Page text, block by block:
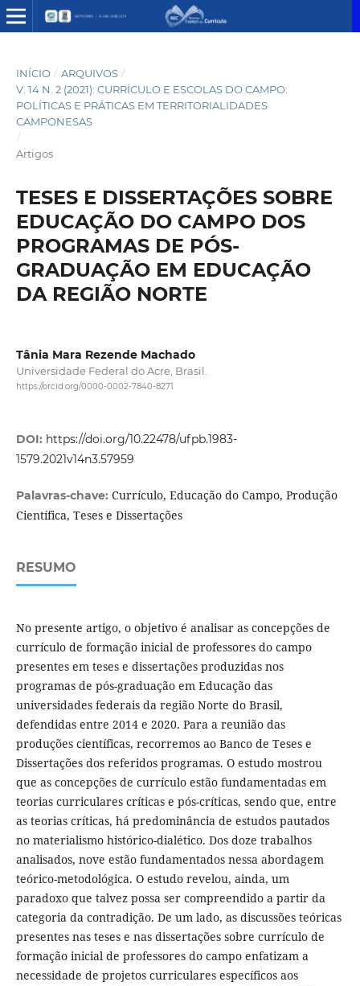
INÍCIO / ARQUIVOS /
V. 14 N. 2 (2021): CURRÍCULO E ESCOLAS DO CAMPO:
POLÍTICAS E PRÁTICAS EM TERRITORIALIDADES
CAMPONESAS
/
Artigos
TESES E DISSERTAÇÕES SOBRE
EDUCAÇÃO DO CAMPO DOS
PROGRAMAS DE PÓS-
GRADUAÇÃO EM EDUCAÇÃO
DA REGIÃO NORTE
Tânia Mara Rezende Machado
Universidade Federal do Acre, Brasil.
https://orcid.org/0000-0002-7840-8271
DOI: https://doi.org/10.22478/ufpb.1983-
1579.2021v14n3.57959
Palavras-chave: Currículo, Educação do Campo, Produção
Científica, Teses e Dissertações
RESUMO
No presente artigo, o objetivo é analisar as concepções de
currículo de formação inicial de professores do campo
presentes em teses e dissertações produzidas nos
programas de pós-graduação em Educação das
universidades federais da região Norte do Brasil,
defendidas entre 2014 e 2020. Para a reunião das
produções científicas, recorremos ao Banco de Teses e
Dissertações dos referidos programas. O estudo mostrou
que as concepções de currículo estão fundamentadas em
teorias curriculares críticas e pós-críticas, sendo que, entre
as teorias críticas, há predominância de estudos pautados
no materialismo histórico-dialético. Dos doze trabalhos
analisados, nove estão fundamentados nessa abordagem
teórico-metodológica. O estudo revelou, ainda, um
paradoxo que talvez possa ser compreendido a partir da
categoria da contradição. De um lado, as discussões teóricas
presentes nas teses e nas dissertações sobre currículo de
formação inicial de professores do campo enfatizam a
necessidade de projetos curriculares específicos aos